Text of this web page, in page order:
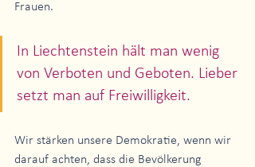
Frauen.
In Liechtenstein hält man wenig
von Verboten und Geboten. Lieber
setzt man auf Freiwilligkeit.
Wir stärken unsere Demokratie, wenn wir
darauf achten, dass die Bevölkerung